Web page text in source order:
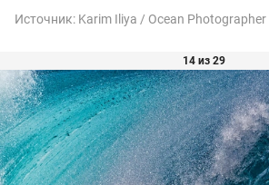
Источник: Karim Iliya / Ocean
14 из 29